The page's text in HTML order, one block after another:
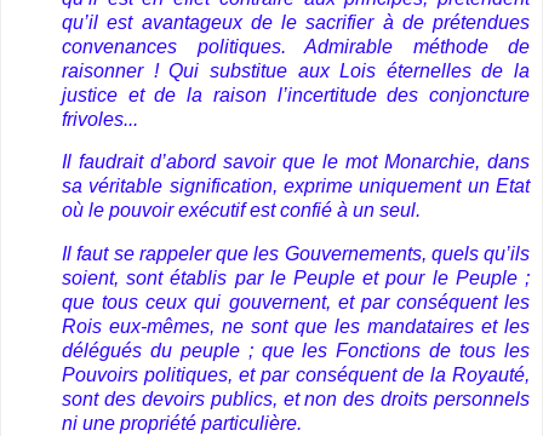
qu’il est avantageux de le sacrifier à de prétendues
convenances politiques. Admirable méthode de
raisonner ! Qui substitue aux Lois éternelles de la
justice et de la raison l’incertitude des conjoncture
frivoles...
Il faudrait d’abord savoir que le mot Monarchie, dans
sa véritable signification, exprime uniquement un Etat
où le pouvoir exécutif est confié à un seul.
Il faut se rappeler que les Gouvernements, quels qu’ils
soient, sont établis par le Peuple et pour le Peuple ;
que tous ceux qui gouvernent, et par conséquent les
Rois eux-mêmes, ne sont que les mandataires et les
délégués du peuple ; que les Fonctions de tous les
Pouvoirs politiques, et par conséquent de la Royauté,
sont des devoirs publics, et non des droits personnels
ni une propriété particulière.